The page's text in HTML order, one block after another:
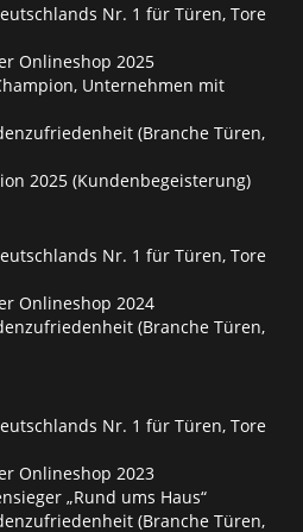
Nr. 1 für Türen, Tore
Onlineshop 2025
Unternehmen mit
(Branche Türen,
2025 (Kundenbegeisterung)
Nr. 1 für Türen, Tore
Onlineshop 2024
(Branche Türen,
Nr. 1 für Türen, Tore
Onlineshop 2023
„Rund ums Haus“
(Branche Türen,